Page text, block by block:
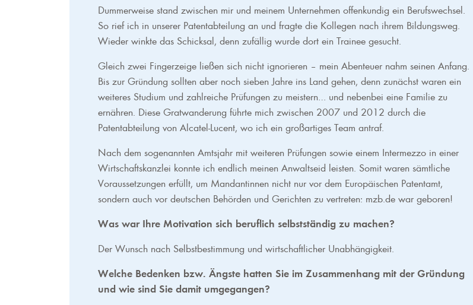
Dummerweise stand zwischen mir und meinem Unternehmen offenkundig ein Berufswechsel.
So rief ich in unserer Patentabteilung an und fragte die Kollegen nach ihrem Bildungsweg.
Wieder winkte das Schicksal, denn zufällig wurde dort ein Trainee gesucht.
Gleich zwei Fingerzeige ließen sich nicht ignorieren – mein Abenteuer nahm seinen Anfang.
Bis zur Gründung sollten aber noch sieben Jahre ins Land gehen, denn zunächst waren ein
weiteres Studium und zahlreiche Prüfungen zu meistern… und nebenbei eine Familie zu
ernähren. Diese Gratwanderung führte mich zwischen 2007 und 2012 durch die
Patentabteilung von Alcatel-Lucent, wo ich ein großartiges Team antraf.
Nach dem sogenannten Amtsjahr mit weiteren Prüfungen sowie einem Intermezzo in einer
Wirtschaftskanzlei konnte ich endlich meinen Anwaltseid leisten. Somit waren sämtliche
Voraussetzungen erfüllt, um Mandantinnen nicht nur vor dem Europäischen Patentamt,
sondern auch vor deutschen Behörden und Gerichten zu vertreten: mzb.de war geboren!
Was war Ihre Motivation sich beruflich selbstständig zu machen?
Der Wunsch nach Selbstbestimmung und wirtschaftlicher Unabhängigkeit.
Welche Bedenken bzw. Ängste hatten Sie im Zusammenhang mit der Gründung
und wie sind Sie damit umgegangen?